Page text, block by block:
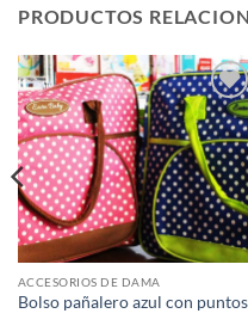
PRODUCTOS
Añadir
a la
lista de
deseos
ACCESORIOS DE DAMA
Bolso pañalero azul con puntos